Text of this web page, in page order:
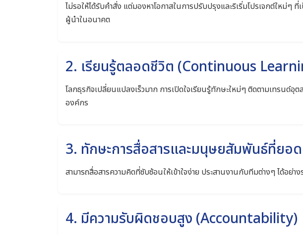
ไม่รอให้ได้รับคำสั่ง แต่มองหาโอกาสในการปรับปรุงและริเริ่มโปรเจกต์ให
ผู้นำในอนาคต
2. เรียนรู้ตลอดชีวิต (Continuous
โลกธุรกิจเปลี่ยนแปลงเร็วมาก การเปิดใจเรียนรู้ทักษะใหม่ๆ ติดตามเทรนด์อุ
องค์กร
3. ทักษะการสื่อสารและมนุษยสัมพันธ์ที่ยอ
สามารถสื่อสารความคิดที่ซับซ้อนให้เข้าใจง่าย ประสานงานกับทีมต่างๆ ได้อ
4. มีความรับผิดชอบสูง (Accountability)